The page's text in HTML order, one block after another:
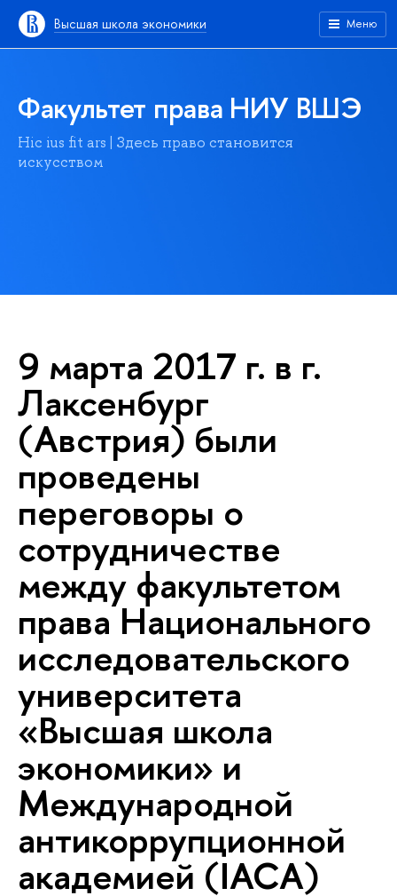
Высшая школа экономики Меню
Факультет права НИУ ВШЭ
Hic ius fit ars | Здесь право становится
искусством
9 марта 2017 г. в г.
Лаксенбург
(Австрия) были
проведены
переговоры о
сотрудничестве
между факультетом
права Национального
исследовательского
университета
«Высшая школа
экономики» и
Международной
антикоррупционной
академией (IACA)